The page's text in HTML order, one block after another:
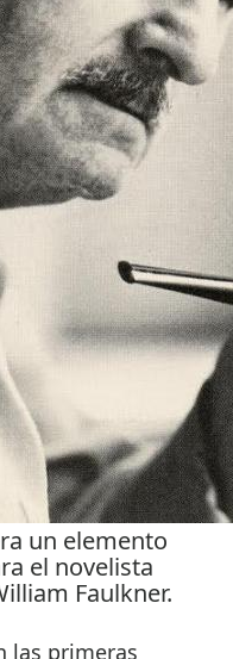
un elemento
el novelista
Faulkner.
las primeras